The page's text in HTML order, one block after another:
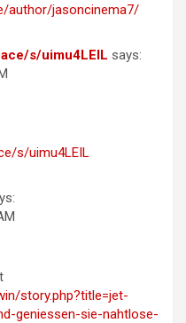
author/jasoncinema7/
s/uimu4LEIL says:
s/uimu4LEIL
story.php?title=jet-
geniessen-sie-nahtlose-